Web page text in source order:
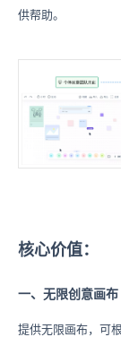
供帮助。
核心价值：
一、无限创意画布
提供无限画布，可